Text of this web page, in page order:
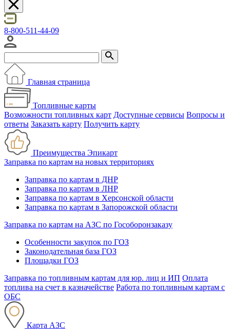
8-800-511-44-09
Главная страница
Топливные карты
Возможности топливных карт Доступные сервисы Вопросы и
ответы Заказать карту Получить карту
Преимущества Эпикарт
Заправка по картам на новых территориях
Заправка по картам в ДНР
Заправка по картам в ЛНР
Заправка по картам в Херсонской области
Заправка по картам в Запорожской области
Заправка по картам на АЗС по Гособоронзаказу
Особенности закупок по ГОЗ
Законодательная база ГОЗ
Площадки ГОЗ
Заправка по топливным картам для юр. лиц и ИП Оплата
топлива на счет в казначействе Работа по топливным картам с
ОБС
Карта АЗС